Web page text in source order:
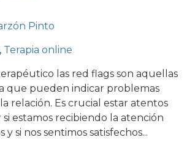
Pinto
, Terapia online
las red flags son aquellas
que pueden indicar problemas
relación. Es crucial estar atentos
estamos recibiendo la atención
si nos sentimos satisfechos...